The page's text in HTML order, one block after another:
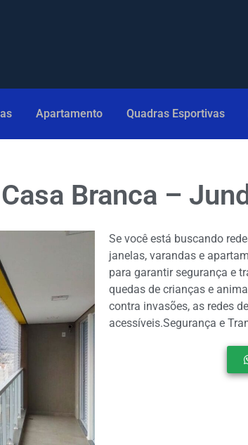
Apartamento Quadras Esportivas
Branca –
Se você está buscando
janelas, varandas e
para garantir segurança e
quedas de crianças e
contra invasões, as redes
acessíveis.Segurança e